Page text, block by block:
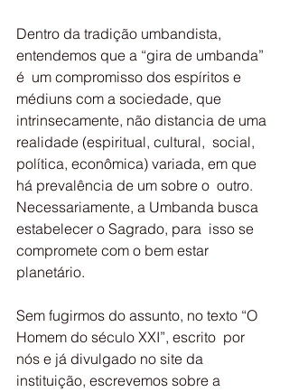
Dentro da tradição umbandista,
entendemos que a “gira de umbanda”
é  um compromisso dos espíritos e
médiuns com a sociedade, que
intrinsecamente, não distancia de uma
realidade (espiritual, cultural,  social,
política, econômica) variada, em que
há prevalência de um sobre o  outro.
Necessariamente, a Umbanda busca
estabelecer o Sagrado, para  isso se
compromete com o bem estar
planetário.
Sem fugirmos do assunto, no texto “O
Homem do século XXI”, escrito  por
nós e já divulgado no site da
instituição, escrevemos sobre a